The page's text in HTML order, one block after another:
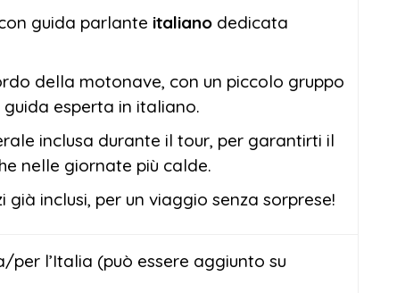
guida parlante italiano dedicata
della motonave, con un piccolo gruppo
esperta in italiano.
inclusa durante il tour, per garantirti il
nelle giornate più calde.
già inclusi, per un viaggio senza sorprese!
l’Italia (può essere aggiunto su